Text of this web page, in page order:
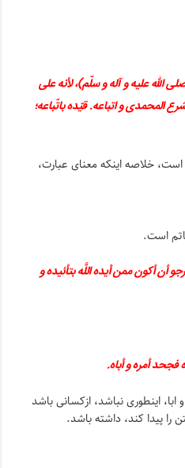
علیه و آله و سلّم)، لأنه على
المحمدی و اتباعه. قیّده باتّباعه؛
خلاصه اینکه معنای عبارت،
است.
أن أکون ممن أیده اللَّه بتأئیده و
فجحد أمره و أباه.
و ابا، اینطوری نباشد، ازکسانی باشد
را پیدا کند، داشته باشد.